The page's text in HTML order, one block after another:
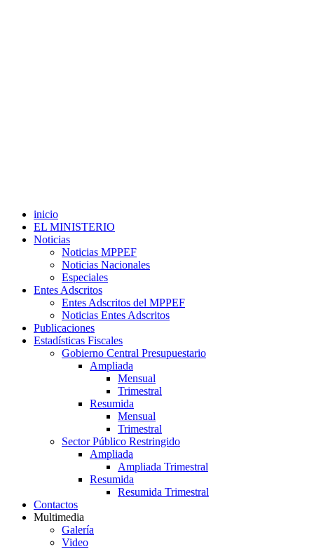
inicio
EL MINISTERIO
Noticias
Noticias MPPEF
Noticias Nacionales
Especiales
Entes Adscritos
Entes Adscritos del MPPEF
Noticias Entes Adscritos
Publicaciones
Estadísticas Fiscales
Gobierno Central Presupuestario
Ampliada
Mensual
Trimestral
Resumida
Mensual
Trimestral
Sector Público Restringido
Ampliada
Ampliada Trimestral
Resumida
Resumida Trimestral
Contactos
Multimedia
Galería
Video